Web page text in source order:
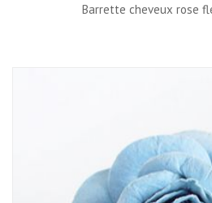
Barrette cheveux rose